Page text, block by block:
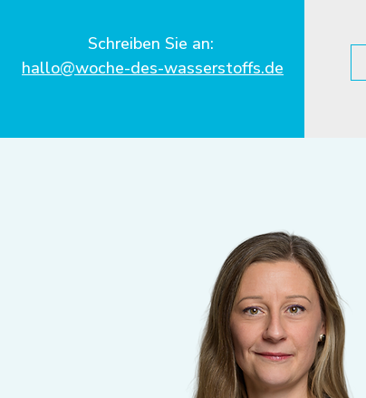
Schreiben Sie an:
hallo@woche-des-wasserstoffs.de